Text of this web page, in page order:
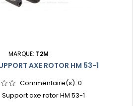
MARQUE: T2M
AXE ROTOR HM 53-1
Commentaire(s): 0
Support axe rotor HM 53-1